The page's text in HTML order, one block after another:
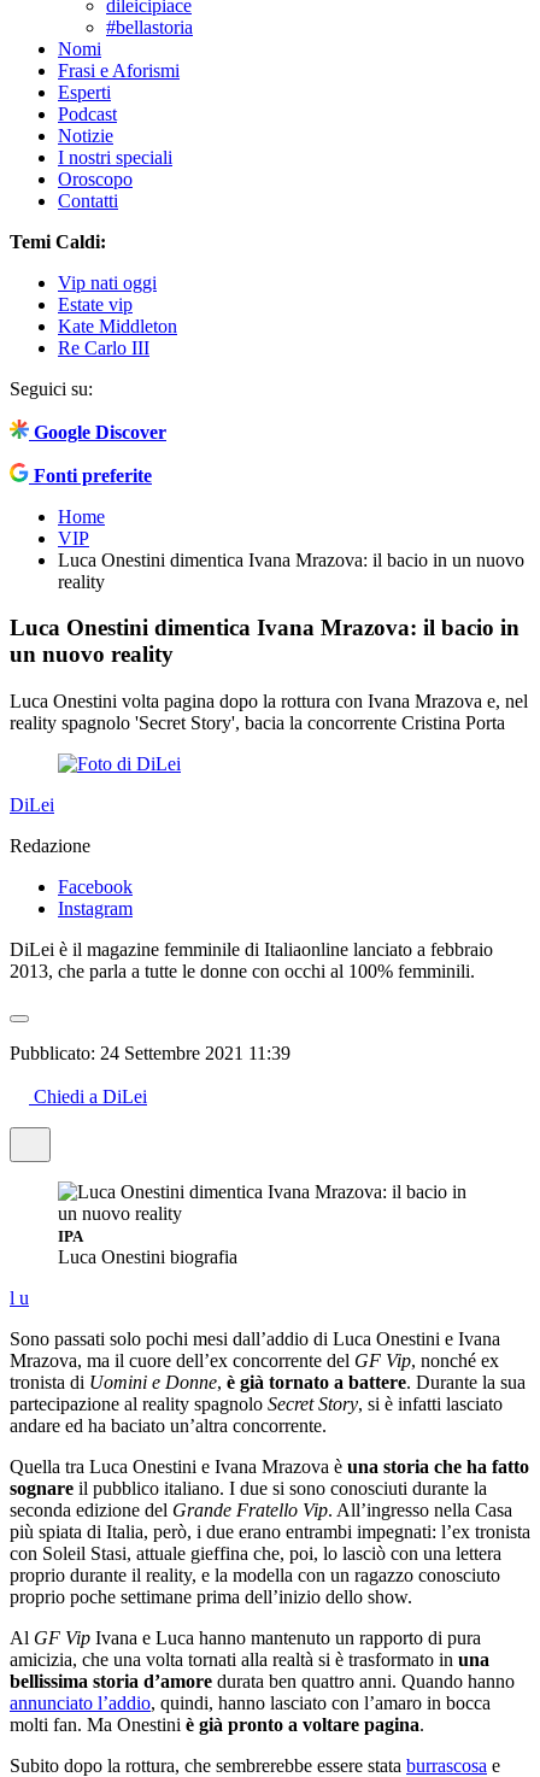
dileicipiace
#bellastoria
Nomi
Frasi e Aforismi
Esperti
Podcast
Notizie
I nostri speciali
Oroscopo
Contatti
Temi Caldi:
Vip nati oggi
Estate vip
Kate Middleton
Re Carlo III
Seguici su:
Google Discover
Fonti preferite
Home
VIP
Luca Onestini dimentica Ivana Mrazova: il bacio in un nuovo
reality
Luca Onestini dimentica Ivana Mrazova: il bacio in
un nuovo reality
Luca Onestini volta pagina dopo la rottura con Ivana Mrazova e, nel
reality spagnolo 'Secret Story', bacia la concorrente Cristina Porta
DiLei
Redazione
Facebook
Instagram
DiLei è il magazine femminile di Italiaonline lanciato a febbraio
2013, che parla a tutte le donne con occhi al 100% femminili.
Pubblicato: 24 Settembre 2021 11:39
Chiedi a DiLei
IPA
Luca Onestini biografia
l u
Sono passati solo pochi mesi dall’addio di Luca Onestini e Ivana
Mrazova, ma il cuore dell’ex concorrente del GF Vip, nonché ex
tronista di Uomini e Donne, è già tornato a battere. Durante la sua
partecipazione al reality spagnolo Secret Story, si è infatti lasciato
andare ed ha baciato un’altra concorrente.
Quella tra Luca Onestini e Ivana Mrazova è una storia che ha fatto
sognare il pubblico italiano. I due si sono conosciuti durante la
seconda edizione del Grande Fratello Vip. All’ingresso nella Casa
più spiata di Italia, però, i due erano entrambi impegnati: l’ex tronista
con Soleil Stasi, attuale gieffina che, poi, lo lasciò con una lettera
proprio durante il reality, e la modella con un ragazzo conosciuto
proprio poche settimane prima dell’inizio dello show.
Al GF Vip Ivana e Luca hanno mantenuto un rapporto di pura
amicizia, che una volta tornati alla realtà si è trasformato in una
bellissima storia d’amore durata ben quattro anni. Quando hanno
annunciato l’addio, quindi, hanno lasciato con l’amaro in bocca
molti fan. Ma Onestini è già pronto a voltare pagina.
Subito dopo la rottura, che sembrerebbe essere stata burrascosa e